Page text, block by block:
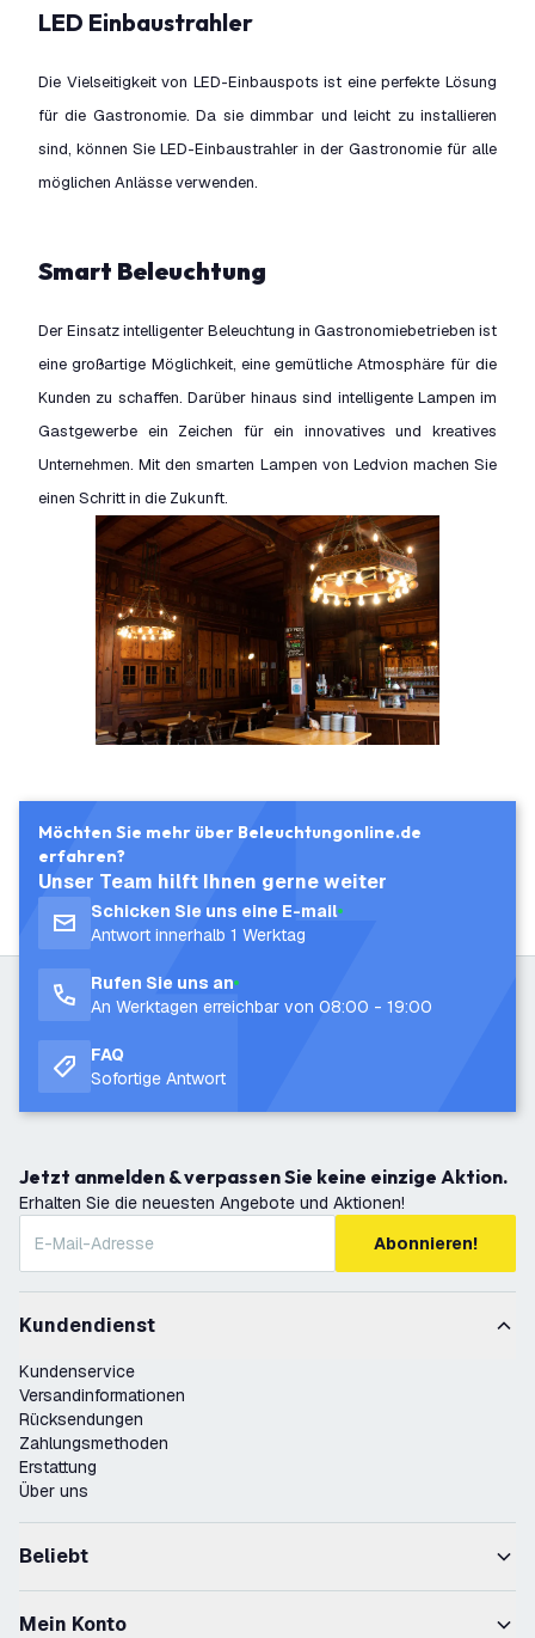
LED Einbaustrahler
Die Vielseitigkeit von LED-Einbauspots ist eine perfekte Lösung
für die Gastronomie. Da sie dimmbar und leicht zu installieren
sind, können Sie LED-Einbaustrahler in der Gastronomie für alle
möglichen Anlässe verwenden.
Smart Beleuchtung
Der Einsatz intelligenter Beleuchtung in Gastronomiebetrieben ist
eine großartige Möglichkeit, eine gemütliche Atmosphäre für die
Kunden zu schaffen. Darüber hinaus sind intelligente Lampen im
Gastgewerbe ein Zeichen für ein innovatives und kreatives
Unternehmen. Mit den smarten Lampen von Ledvion machen Sie
einen Schritt in die Zukunft.
Möchten Sie mehr über Beleuchtungonline.de
erfahren?
Unser Team hilft Ihnen gerne weiter
Schicken Sie uns eine E-mail
Antwort innerhalb 1 Werktag
Rufen Sie uns an
An Werktagen erreichbar von 08:00 - 19:00
FAQ
Sofortige Antwort
Jetzt anmelden & verpassen Sie keine einzige Aktion.
Erhalten Sie die neuesten Angebote und Aktionen!
Abonnieren!
Kundendienst
Kundenservice
Versandinformationen
Rücksendungen
Zahlungsmethoden
Erstattung
Über uns
Beliebt
Mein Konto